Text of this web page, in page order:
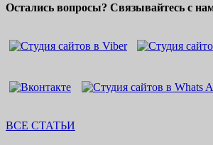
Остались вопросы? Связывайтесь с
ВСЕ СТАТЬИ